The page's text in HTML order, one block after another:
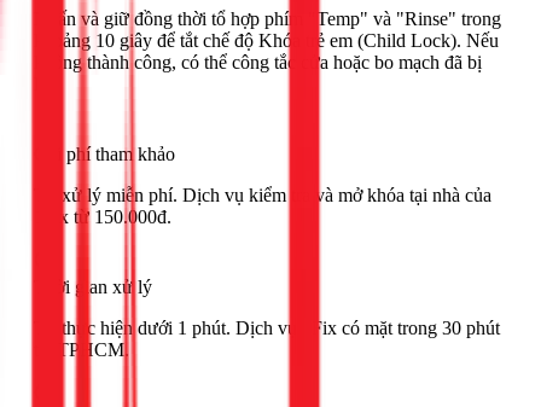
Nhấn và giữ đồng thời tổ hợp phím "Temp" và "Rinse" trong
khoảng 10 giây để tắt chế độ Khóa trẻ em (Child Lock). Nếu
không thành công, có thể công tắc cửa hoặc bo mạch đã bị
Chi phí tham khảo
Tự xử lý miễn phí. Dịch vụ kiểm tra và mở khóa tại nhà của
1Fix từ 150.000đ.
Thời gian xử lý
Tự thực hiện dưới 1 phút. Dịch vụ 1Fix có mặt trong 30 phút
tại TPHCM.